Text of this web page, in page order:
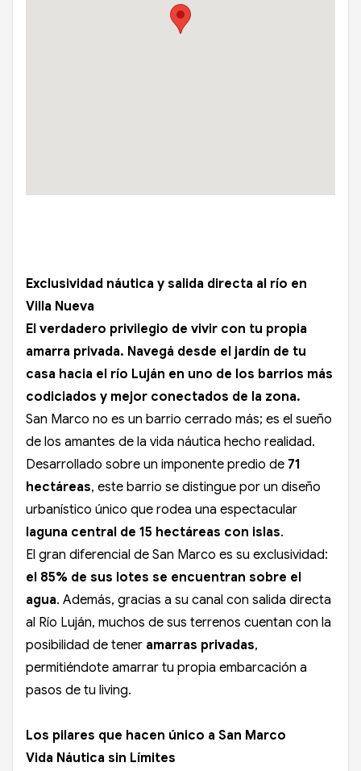
Exclusividad náutica y salida directa al río en
Villa Nueva
El verdadero privilegio de vivir con tu propia
amarra privada. Navegá desde el jardín de tu
casa hacia el río Luján en uno de los barrios más
codiciados y mejor conectados de la zona.
San Marco no es un barrio cerrado más; es el sueño
de los amantes de la vida náutica hecho realidad.
Desarrollado sobre un imponente predio de 71
hectáreas, este barrio se distingue por un diseño
urbanístico único que rodea una espectacular
laguna central de 15 hectáreas con islas.
El gran diferencial de San Marco es su exclusividad:
el 85% de sus lotes se encuentran sobre el
agua. Además, gracias a su canal con salida directa
al Río Luján, muchos de sus terrenos cuentan con la
posibilidad de tener amarras privadas,
permitiéndote amarrar tu propia embarcación a
pasos de tu living.
Los pilares que hacen único a San Marco
Vida Náutica sin Límites